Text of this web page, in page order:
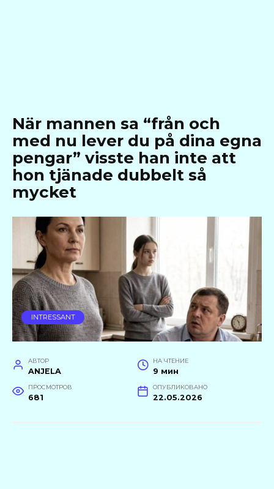
När mannen sa “från och
med nu lever du på dina egna
pengar” visste han inte att
hon tjänade dubbelt så
mycket
INTRESSANT
АВТОР
ANJELA
НА ЧТЕНИЕ
9 мин
ПРОСМОТРОВ
681
ОПУБЛИКОВАНО
22.05.2026